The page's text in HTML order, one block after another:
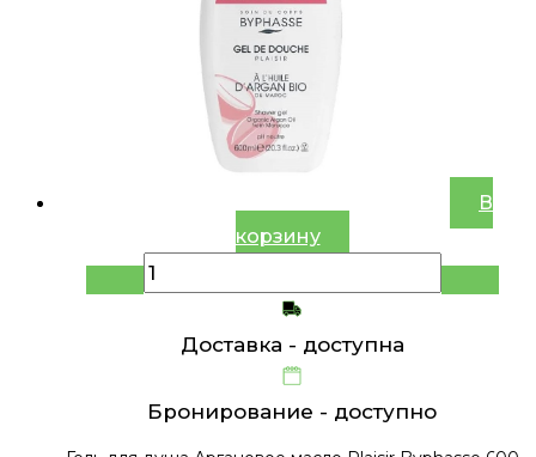
В
корзину
Доставка - доступна
Бронирование - доступно